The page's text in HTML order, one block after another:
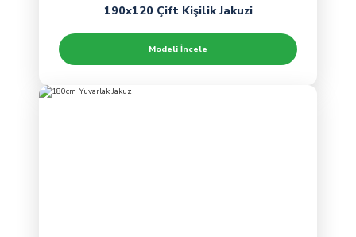
190x120 Çift Kişilik Jakuzi
Modeli İncele